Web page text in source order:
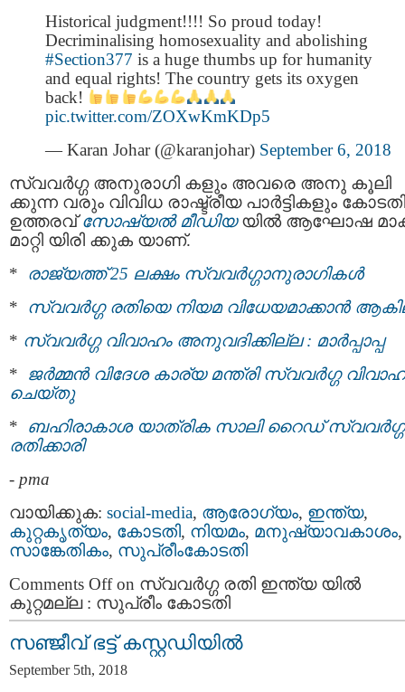
Historical judgment!!!! So proud today!
Decriminalising homosexuality and abolishing
#Section377 is a huge thumbs up for humanity
and equal rights! The country gets its oxygen
back!
pic.twitter.com/ZOXwKmKDp5
— Karan Johar (@karanjohar) September 6, 2018
സ്വവര്‍ഗ്ഗ അനുരാഗി കളും അവരെ അനു കൂലി
ക്കുന്ന വരും വിവിധ രാഷ്ട്രീയ പാര്‍ട്ടികളും കോടതി
ഉത്തരവ്സോഷ്യല്‍ മീഡിയ യില്‍ ആഘോഷ
മാറ്റി യിരി ക്കുക യാണ്.
*
രാജ്യത്ത് 25 ലക്ഷം സ്വവര്‍ഗ്ഗാനുരാഗികള്‍
* സ്വവര്‍ഗ്ഗ രതിയെ നിയമ വിധേയമാക്കാന്‍
* സ്വവര്‍ഗ്ഗ വിവാഹം അനുവദിക്കില്ല : മാര്‍പ്പാപ്പ
* ജര്‍മ്മന്‍ വിദേശ കാര്യ മന്ത്രി സ്വവര്‍ഗ്ഗ
ചെയ്തു
* ബഹിരാകാശ യാത്രിക സാലി റൈഡ് സ്വവർഗ്ഗ
രതിക്കാരി
- pma
വായിക്കുക: social-media, ആരോഗ്യം, ഇന്ത്യ,
കുറ്റകൃത്യം, കോടതി, നിയമം, മനുഷ്യാവകാശം,
സാങ്കേതികം, സുപ്രീംകോടതി
Comments Offon സ്വവർഗ്ഗ രതി ഇന്ത്യ യിൽ
കുറ്റമല്ല :​​ സുപ്രീം കോടതി
സഞ്ജീവ് ഭട്ട് കസ്റ്റഡിയില്‍
September 5th, 2018